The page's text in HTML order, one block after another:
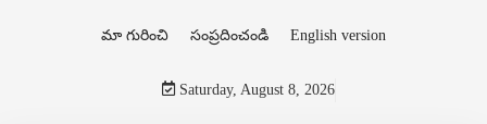
మా గురించి సంప్రదించండి English version
Saturday, August 8, 2026